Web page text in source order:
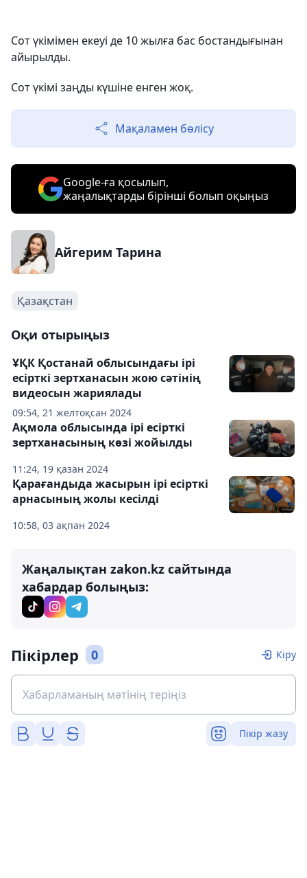
Сот үкімімен екеуі де 10 жылға бас бостандығынан
айырылды.
Сот үкімі заңды күшіне енген жоқ.
Мақаламен бөлісу
Google-ға қосылып,
жаңалықтарды бірінші болып оқыңыз
Айгерим Тарина
Қазақстан
Оқи отырыңыз
09:54, 21 желтоқсан 2024
ҰҚК Қостанай облысындағы ірі
есірткі зертханасын жою сәтінің
видеосын жариялады
11:24, 19 қазан 2024
Ақмола облысында ірі есірткі
зертханасының көзі жойылды
10:58, 03 ақпан 2024
Қарағандыда жасырын ірі есірткі
арнасының жолы кесілді
Жаңалықтан zakon.kz сайтында
хабардар болыңыз:
Пікірлер 0 Кіру
Пікір жазу